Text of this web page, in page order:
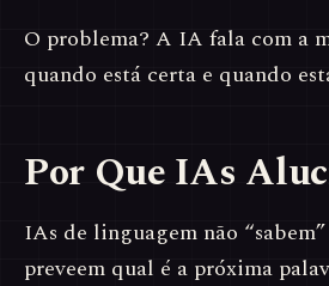
O problema? A IA fala com a
quando está certa e quando
Por Que IAs
IAs de linguagem não
preveem qual é a próxima